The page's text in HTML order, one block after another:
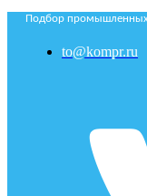
Подбор промышленных
to@kompr.ru